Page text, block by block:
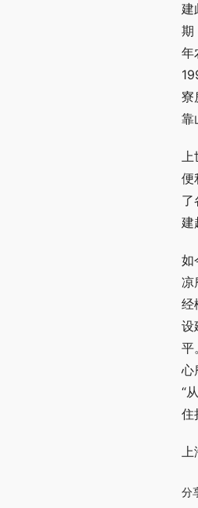
建
期
年
寮
靠
上
便
了
建
如
凉
经
设
平
心
“
住
上
分